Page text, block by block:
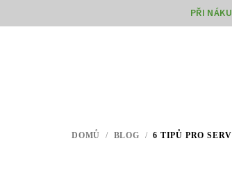
na
PŘI
DOMŮ / BLOG / 6 TIPŮ PRO